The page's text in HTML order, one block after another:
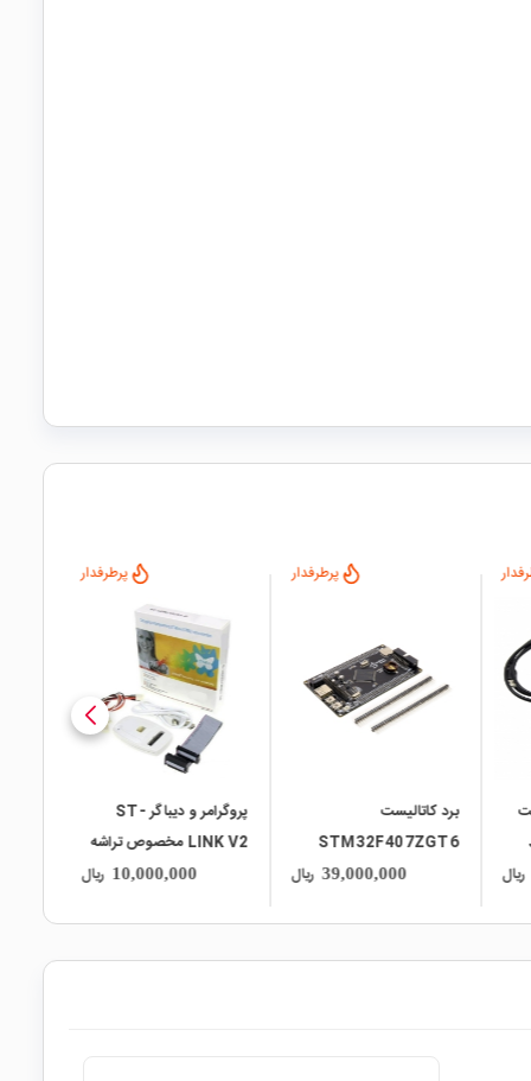
ریال
پرطرفدار
برد کاتالیست
STM32F407ZGT6
39,000,000 ریال
پرطرفدار
پروگرامر و دیباگر ST-
LINK V2 مخصوص تراشه
10,000,000 ریال